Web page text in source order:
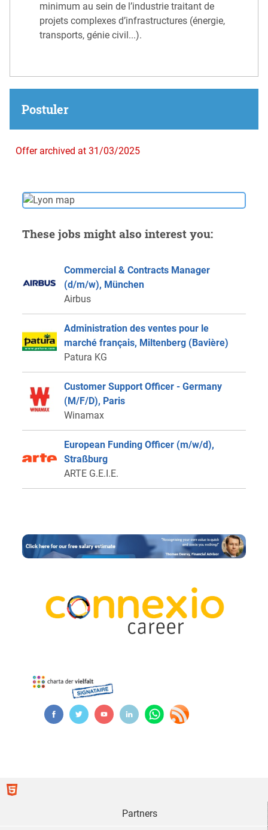
minimum au sein de l’industrie traitant de
projets complexes d’infrastructures (énergie,
transports, génie civil...).
Postuler
Offer archived at 31/03/2025
These jobs might also interest you:
Commercial & Contracts Manager
(d/m/w), München
Airbus
Administration des ventes pour le
marché français, Miltenberg (Bavière)
Patura KG
Customer Support Officer - Germany
(M/F/D), Paris
Winamax
European Funding Officer (m/w/d),
Straßburg
ARTE G.E.I.E.
Partners